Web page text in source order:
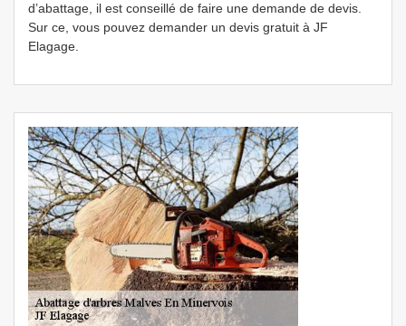
d’abattage, il est conseillé de faire une demande de devis.
Sur ce, vous pouvez demander un devis gratuit à JF
Elagage.